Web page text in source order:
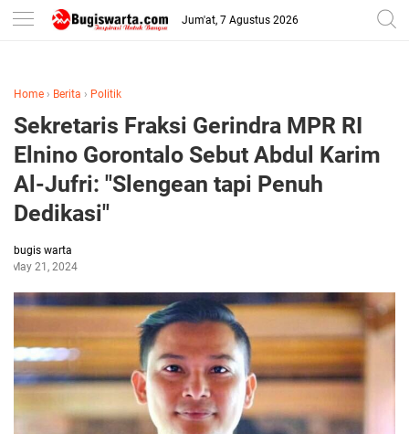
-->
Jum'at, 7 Agustus 2026
Home › Berita › Politik
Sekretaris Fraksi Gerindra MPR RI
Elnino Gorontalo Sebut Abdul Karim
Al-Jufri: "Slengean tapi Penuh
Dedikasi"
bugis warta
May 21, 2024